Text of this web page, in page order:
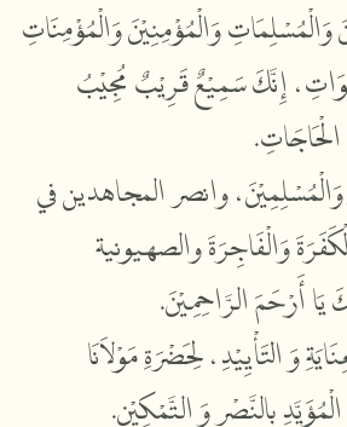
وَالْمُسْلِمَاتِوَالْمُؤْمِنِيْنَوَالْمُؤْمِنَاتِ
إِنَّكَسَمِيْعٌقَرِيْبٌ مُجِيْبُ
الْحَاجَاتِ.
وَالْمُسْلِمِيْنَ،وانصر المجاهدينفي
وَالْفَاجِرَةَوالصهيونية
يَا أَرْحَمَالرَّاحِمِيْنَ.
وَ التَأْيِيْدِ،لِحَضْرَةِمَوْلاَنَا
الْمُؤَيَّدِبِالنَّصْرِوَ التَّمْكِيْنِ.